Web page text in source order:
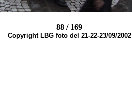
88 / 169
Copyright LBG foto del 21-22-23/09/2002